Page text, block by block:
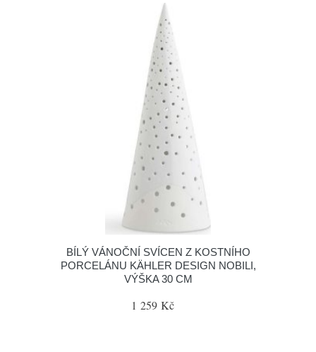
BÍLÝ VÁNOČNÍ SVÍCEN Z KOSTNÍHO
PORCELÁNU KÄHLER DESIGN NOBILI,
VÝŠKA 30 CM
1 259 Kč